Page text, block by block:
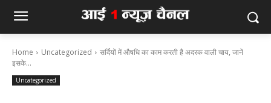
Home Uncategorized
सर्दियों में औषधि का काम करती है अदरक वाली चाय, जानें
इसके...
Uncategorized